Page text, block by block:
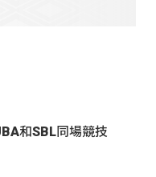
和SBL同場競技